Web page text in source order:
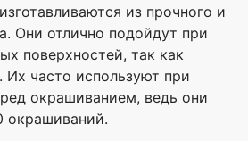
из прочного и
Они отлично подойдут при
поверхностей, так как
Их часто используют при
окрашиванием, ведь они
окрашиваний.